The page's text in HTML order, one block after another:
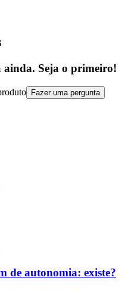
Seja o primeiro!
Fazer uma pergunta
de autonomia: existe?